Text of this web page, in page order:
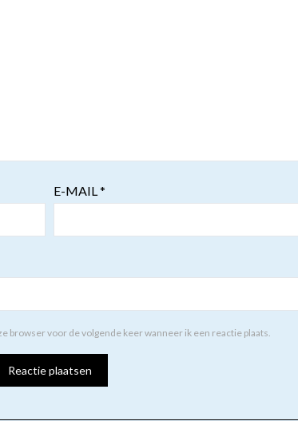
E-MAIL*
browser voor de volgende keer wanneer ik een reactie plaats.